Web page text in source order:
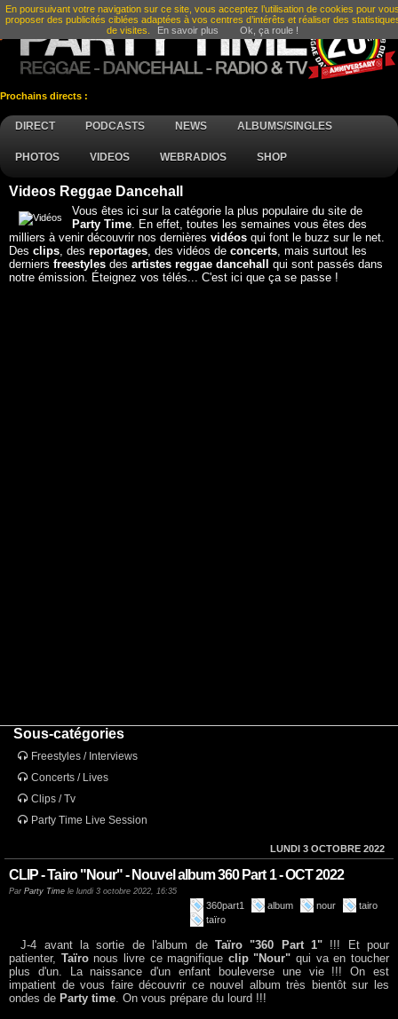
Prochains directs :
DIRECT PODCASTS NEWS ALBUMS/SINGLES
PHOTOS VIDEOS WEBRADIOS SHOP
Videos Reggae Dancehall
Vous êtes ici sur la catégorie la plus populaire du site de
Party Time. En effet, toutes les semaines vous êtes des
milliers à venir découvrir nos dernières vidéos qui font le buzz sur le net.
Des clips, des reportages, des vidéos de concerts, mais surtout les
derniers freestyles des artistes reggae dancehall qui sont passés dans
notre émission. Éteignez vos télés... C'est ici que ça se passe !
Sous-catégories
Freestyles / Interviews
Concerts / Lives
Clips / Tv
Party Time Live Session
LUNDI 3 OCTOBRE 2022
CLIP - Tairo "Nour" - Nouvel album 360 Part 1 - OCT 2022
Par Party Time le lundi 3 octobre 2022, 16:35
360part1 album nour
tairo
taïro
J-4 avant la sortie de l'album de Taïro "360 Part 1"!!! Et pour
patienter, Taïronous livre ce magnifique clip "Nour" qui va en toucher
plus d'un. La naissance d'un enfant bouleverse une vie !!! On est
impatient de vous faire découvrir ce nouvel album très bientôt sur les
ondes de Party time. On vous prépare du lourd !!!
En poursuivant votre navigation sur ce site, vous acceptez l’utilisation de cookies pour
proposer des publicités ciblées adaptées à vos centres d’intérêts et réaliser des
de visites.
En savoir plus Ok, ça roule !